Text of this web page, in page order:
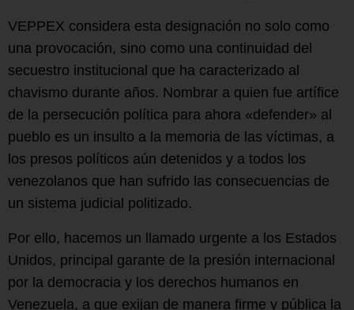
VEPPEX considera esta designación no solo como
una provocación, sino como una continuidad del
secuestro institucional que ha caracterizado al
chavismo durante años. Nombrar a quien fue artífice
de la persecución política para ahora «defender» al
pueblo es un insulto a la memoria de las víctimas, a
los presos políticos aún detenidos y a todos los
venezolanos que han sufrido las consecuencias de
un sistema judicial politizado.
Por ello, hacemos un llamado urgente a los Estados
Unidos, principal garante de la presión internacional
por la democracia y los derechos humanos en
Venezuela, a que exijan de manera firme y pública la